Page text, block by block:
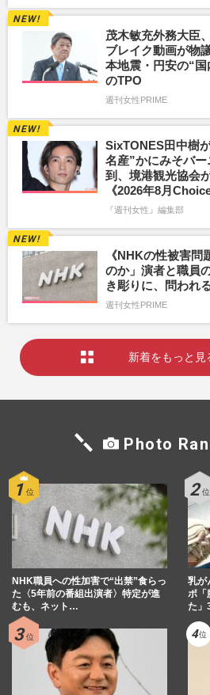
茂木敏充外務大臣
ブレイク動画が物
本地震・円安の“
のTPO
週刊女性PRIME
SixTONES田中樹
名産”かにみそバ
到、境港観光協会
《2026年8月Choice
『週刊女性』編集部
《NHKの性被害
のか」演者と職員
き彫りに、問われ
週刊女性PRIME
新着をもっと見
Photo
NHK職員への性加害で“出禁”食らっ
た〈5年前の番組出演者〉特定が進
むも、ネット…
乳が
ポ「
た」